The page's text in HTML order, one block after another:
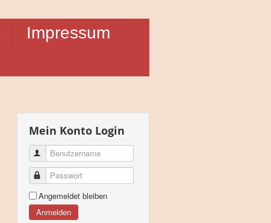
Impressum
Mein Konto Login
Benutzername
Passwort
Angemeldet bleiben
Anmelden